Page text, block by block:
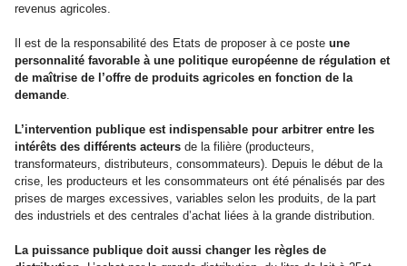
revenus agricoles.
Il est de la responsabilité des Etats de proposer à ce poste une
personnalité favorable à une politique européenne de régulation et
de maîtrise de l’offre de produits agricoles en fonction de la
demande.
L’intervention publique est indispensable pour arbitrer entre les
intérêts des différents acteurs de la filière (producteurs,
transformateurs, distributeurs, consommateurs). Depuis le début de la
crise, les producteurs et les consommateurs ont été pénalisés par des
prises de marges excessives, variables selon les produits, de la part
des industriels et des centrales d’achat liées à la grande distribution.
La puissance publique doit aussi changer les règles de